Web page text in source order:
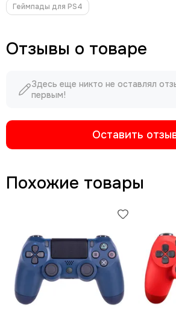
Геймпады для PS4
Отзывы о товаре
Здесь еще никто не оставлял
первым!
Оставить
Похожие товары